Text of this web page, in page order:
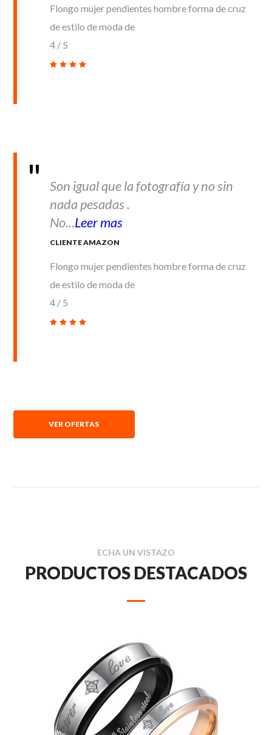
Flongo mujer pendientes hombre forma de cruz
de estilo de moda de
4/ 5
Son igual que la fotografía y no sin
nada pesadas .
No...Leer mas
CLIENTE AMAZON
Flongo mujer pendientes hombre forma de cruz
de estilo de moda de
4/ 5
VER OFERTAS
ECHA UN VISTAZO
PRODUCTOS DESTACADOS